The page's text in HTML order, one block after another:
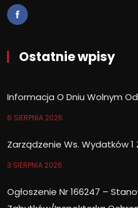
Ostatnie wpisy
Informacja O Dniu Wolnym
6 SIERPNIA 2026
Zarządzenie Ws. Wydatków 1
3 SIERPNIA 2026
Ogłoszenie Nr 166247 –